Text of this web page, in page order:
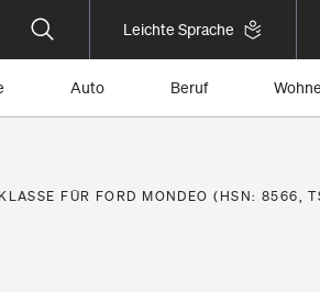
Leichte Sprache
Auto Beruf
FÜR FORD MONDEO (HSN: 8566,